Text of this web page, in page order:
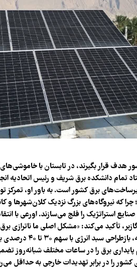
هدف قرار بگیرند، در تابستان با
تمام دانشکده برق شریف و رئیس اتحادیه
برق کشور است. به باور او، تمرکز
چرا که نیروگاه‌های بزرگ نزدیک کلان‌شهرها و
تأکید می‌کند: «مشکل اصلی ما ناترازی
متخصص برای
برق را در ساعات مختلف شبانه‌روز
را در برابر تهدیدات خارجی به حداقل